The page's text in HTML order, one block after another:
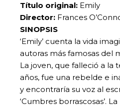
Título original: Emily
Director: Frances
SINOPSIS
‘Emily’ cuenta la vida
autoras más famosas del
La joven, que falleció a la
años, fue una rebelde e
y encontraría su voz al
‘Cumbres borrascosas’.